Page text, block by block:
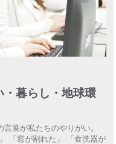
・暮らし・地球環
葉が私たちのやりがい。
「窓が割れた」 「食洗器が